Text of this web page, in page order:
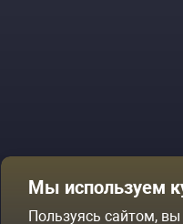
Площадки
Мы используем
Пользуясь сайтом,